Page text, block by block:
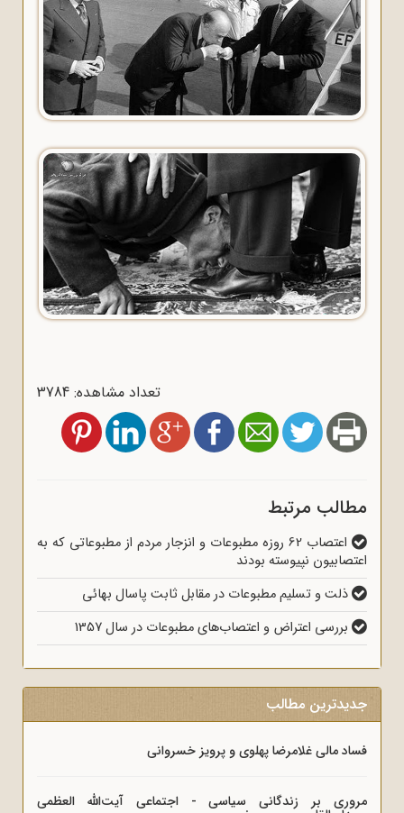
تعداد مشاهده: 3784
مطالب مرتبط
اعتصاب 62 روزه مطبوعات و انزجار مردم از مطبوعاتی که به
اعتصابیون نپیوسته بودند
ذلت و تسلیم مطبوعات در مقابل ثابت پاسال بهائی
بررسی اعتراض و اعتصاب‌های مطبوعات در سال 1357
جدیدترین مطالب
فساد مالی غلامرضا پهلوی و پرویز خسروانی
مروری بر زندگانی سیاسی - اجتماعی آیت‌الله العظمی